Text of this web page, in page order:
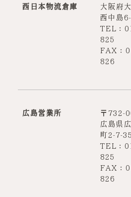
西日本物流倉庫
大阪府
西中島
TEL：
825
FAX：
826
広島営業所
〒732-
広島県
町2-7-35
TEL：
825
FAX：
826